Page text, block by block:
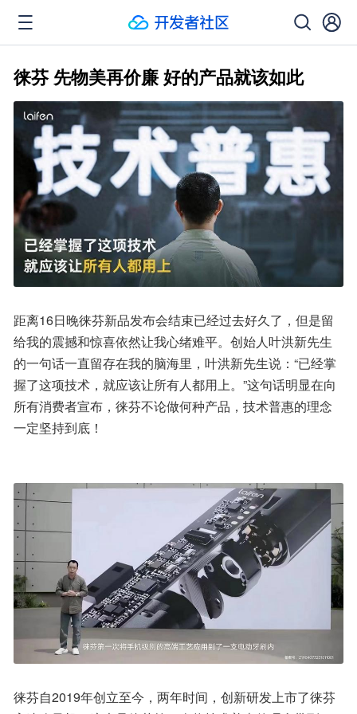
徕芬 先物美再价廉 好的产品就该如此
距离16日晚徕芬新品发布会结束已经过去好久了，但是留
给我的震撼和惊喜依然让我心绪难平。创始人叶洪新先生
的一句话一直留存在我的脑海里，叶洪新先生说：“已经掌
握了这项技术，就应该让所有人都用上。”这句话明显在向
所有消费者宣布，徕芬不论做何种产品，技术普惠的理念
一定坚持到底！
徕芬自2019年创立至今，两年时间，创新研发上市了徕芬